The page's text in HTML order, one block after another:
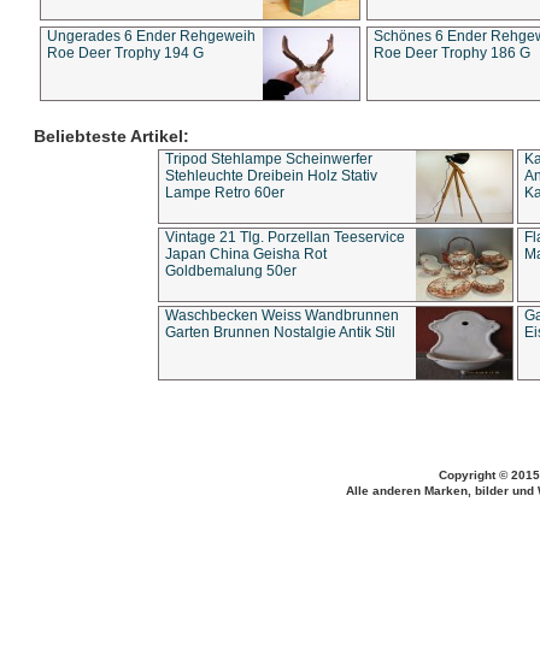
Ungerades 6 Ender Rehgeweih
Roe Deer Trophy 194 G
Schönes 6 Ender
Roe Deer Trophy 186 G
Beliebteste Artikel:
Tripod Stehlampe Scheinwerfer
Stehleuchte Dreibein Holz Stativ
Lampe Retro 60er
Vintage 21 Tlg. Porzellan Teeservice
Japan China Geisha Rot
Goldbemalung 50er
Waschbecken Weiss Wandbrunnen
Garten Brunnen Nostalgie Antik Stil
Copyright ©
Alle anderen Marken, bilder und